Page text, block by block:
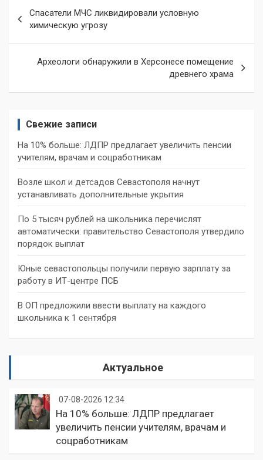
по
записям
Спасатели МЧС ликвидировали условную
химическую угрозу
Археологи обнаружили в Херсонесе помещение
древнего храма
Свежие записи
На 10% больше: ЛДПР предлагает увеличить пенсии
учителям, врачам и соцработникам
Возле школ и детсадов Севастополя начнут
устанавливать дополнительные укрытия
По 5 тысяч рублей на школьника перечислят
автоматически: правительство Севастополя утвердило
порядок выплат
Юные севастопольцы получили первую зарплату за
работу в ИТ-центре ПСБ
В ОП предложили ввести выплату на каждого
школьника к 1 сентября
Актуальное
07-08-2026 12:34
На 10% больше: ЛДПР предлагает
увеличить пенсии учителям, врачам и
соцработникам